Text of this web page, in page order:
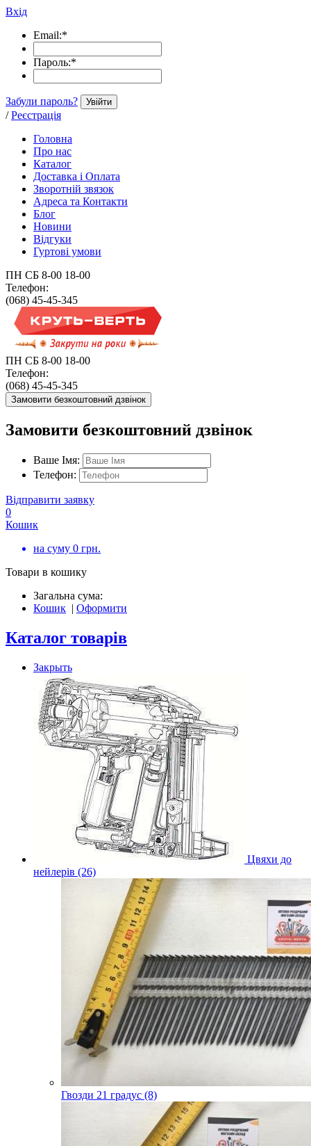
Вхід
Email:*
Пароль:*
Забули пароль? Увійти
/ Реєстрація
Головна
Про нас
Каталог
Доставка і Оплата
Зворотній звязок
Адреса та Контакти
Блог
Новини
Відгуки
Гуртові умови
ПН СБ 8-00 18-00
Телефон:
(068) 45-45-345
ПН СБ 8-00 18-00
Телефон:
(068) 45-45-345
Замовити безкоштовний дзвінок
Замовити безкоштовний дзвінок
Ваше Імя:
Телефон:
Відправити заявку
0
Кошик
на суму 0 грн.
Товари в кошику
Загальна сума:
Кошик | Оформити
Каталог товарів
Закрыть
Цвяхи до
нейлерів (26)
Гвозди 21 градус (8)